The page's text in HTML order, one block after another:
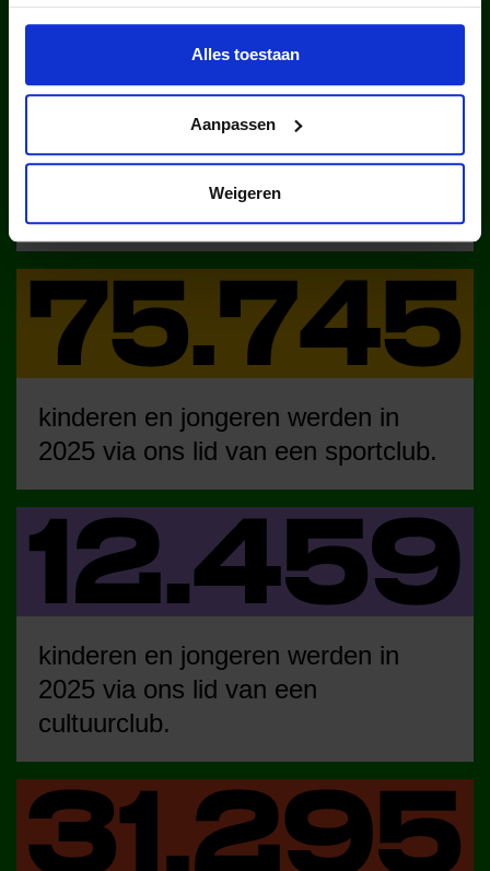
Alles toestaan
Aanpassen
Weigeren
2025 via ons lid van een club.
kinderen en jongeren werden in
2025 via ons lid van een sportclub.
kinderen en jongeren werden in
2025 via ons lid van een
cultuurclub.